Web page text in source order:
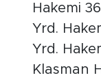
Hakemi
Yrd.
Yrd.
Klasman